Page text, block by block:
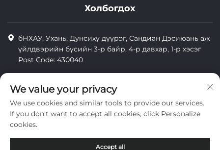
Холбогдох
бНХАУ, Ухань, Дунсиху дүүрэг, Сандиан Дэсиюань аж
үйлдвэрийн бүсийн 3-р байр, 4-р давхар, 1-р хэсэг
Post Code: 430040
8618971664820
[email protected]
Зохиогчийн эрх © Wuhan Yi Jue Tengda Machinery Co., LTD
We value your privacy
We use cookies and similar tools to provide our services.
If you don't want to accept all cookies, click Personalize
cookies.
Accept all